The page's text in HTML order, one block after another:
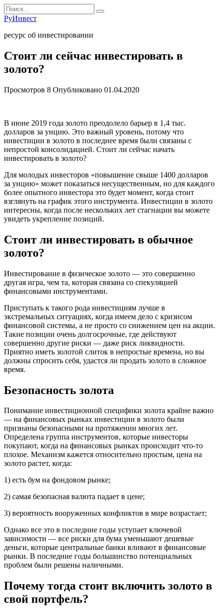
Перейти
к
содержанию
Search
for:
РуИнвест
ресурс об инвестировании
Стоит ли сейчас инвестировать в
золото?
Просмотров 8 Опубликовано 01.04.2020
В июне 2019 года золото преодолело барьер в 1,4 тыс.
долларов за унцию. Это важный уровень, потому что
инвестиции в золото в последнее время были связаны с
непростой консолидацией. Стоит ли сейчас начать
инвестировать в золото?
Для молодых инвесторов «повышение свыше 1400 долларов
за унцию» может показаться несущественным, но для каждого
более опытного инвестора это будет момент, когда стоит
взглянуть на график этого инструмента. Инвестиции в золото
интересны, когда после нескольких лет стагнации вы можете
увидеть укрепление позиций.
Стоит ли инвестировать в обычное
золото?
Инвестирование в физическое золото — это совершенно
другая игра, чем та, которая связана со спекуляцией
финансовыми инструментами.
Приступать к такого рода инвестициям лучше в
экстремальных ситуациях, когда имеем дело с кризисом
финансовой системы, а не просто со снижением цен на акции.
Такие позиции очень долгосрочные, где действуют
совершенно другие риски — даже риск ликвидности.
Приятно иметь золотой слиток в непростые времена, но вы
должны спросить себя, удастся ли продать золото в сложное
время.
Безопасность золота
Понимание инвестиционной специфики золота крайне важно
— на финансовых рынках инвестиции в золото были
признаны безопасными на протяжении многих лет.
Определена группа инструментов, которые инвесторы
покупают, когда на финансовых рынках происходит что-то
плохое. Механизм кажется относительно простым, цена на
золото растет, когда:
1) есть бум на фондовом рынке;
2) самая безопасная валюта падает в цене;
3) вероятность вооруженных конфликтов в мире возрастает;
Однако все это в последние годы уступает ключевой
зависимости — все риски для бума уменьшают дешевые
деньги, которые центральные банки вливают в финансовые
рынки. В последние годы большинство потенциальных
проблем были решены наличными.
Почему тогда стоит включить золото в
свой портфель?